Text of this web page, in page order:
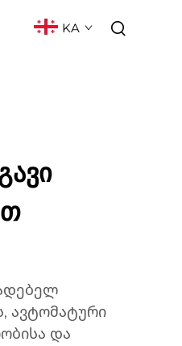
KA
ავტომატური
და